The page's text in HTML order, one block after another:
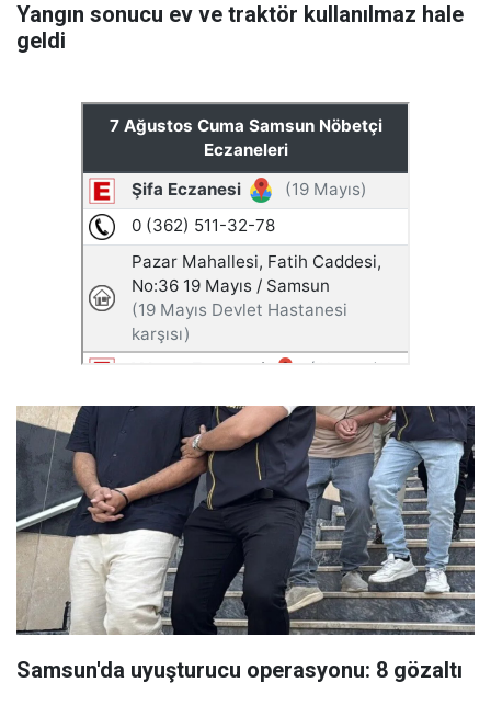
Yangın sonucu ev ve traktör kullanılmaz hale
geldi
Samsun'da uyuşturucu operasyonu: 8 gözaltı